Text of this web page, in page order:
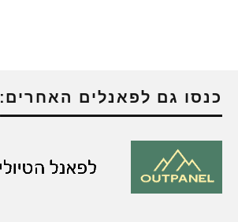
כנסו גם לפאנלים האחרים: